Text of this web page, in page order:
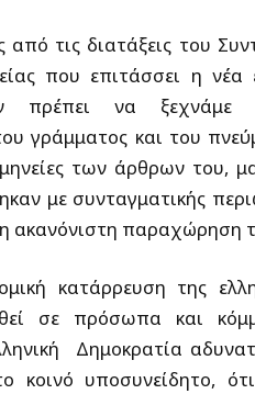
τις διατάξεις του
που επιτάσσει η
πρέπει να ξεχνάμε
γράμματος και του
των άρθρων του,
με συνταγματικής
ακανόνιστη παραχώρηση
κατάρρευση της
σε πρόσωπα και
Δημοκρατία
κοινό υποσυνείδητο,